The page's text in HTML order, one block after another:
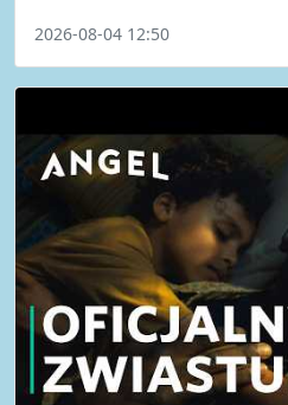
2026-08-04 12:50